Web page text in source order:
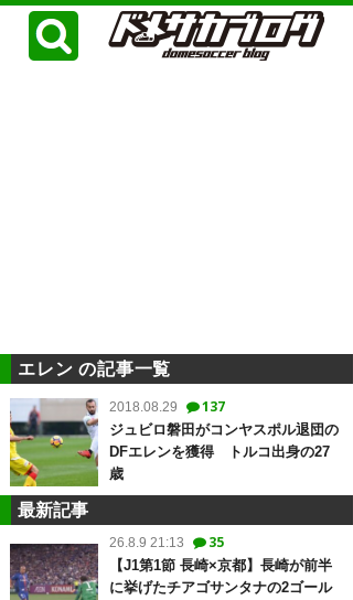
エレン の記事一覧
2018.08.29 137
ジュビロ磐田がコンヤスポル退団の
DFエレンを獲得 トルコ出身の27
歳
最新記事
26.8.9 21:13 35
【J1第1節 長崎×京都】長崎が前半
に挙げたチアゴサンタナの2ゴール